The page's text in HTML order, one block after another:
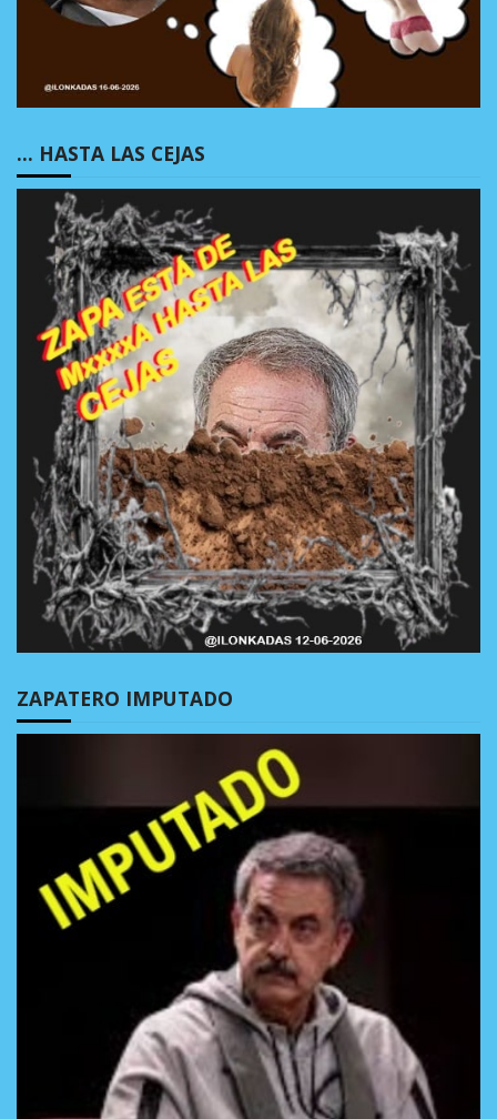
… HASTA LAS CEJAS
ZAPATERO IMPUTADO